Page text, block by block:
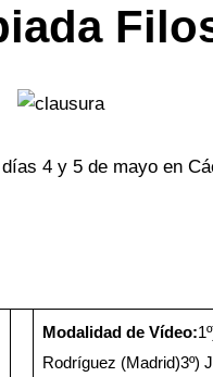
4 y 5 de mayo en
Modalidad de Vídeo:
Rodríguez (Madrid)3º)